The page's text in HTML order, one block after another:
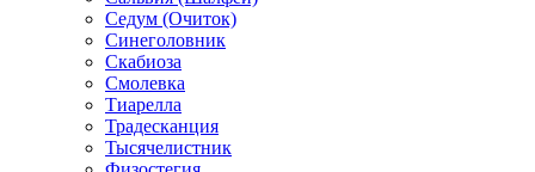
Седум (Очиток)
Синеголовник
Скабиоза
Смолевка
Тиарелла
Традесканция
Тысячелистник